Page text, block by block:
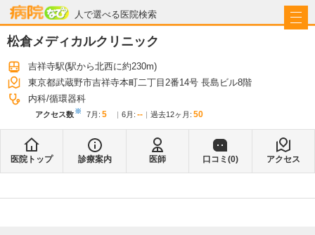
人で選べる医院検索
病院なび
松倉メディカルクリニック
吉祥寺駅(駅から北西に約230m)
東京都武蔵野市吉祥寺本町二丁目2番14号 長島ビル8階
内科 循環器科
アクセス数※ 7月 : 5 6月 : -- 過去12ヶ月: 50
医院トップ 診療案内 医師 口コミ(0) アクセス